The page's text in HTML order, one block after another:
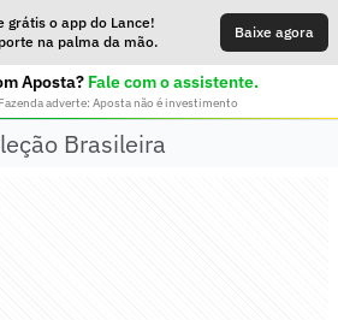
grátis o app do Lance!
na palma da mão.
Baixe agora
Aposta? Fale com o assistente.
adverte: Aposta não é investimento
Brasileira